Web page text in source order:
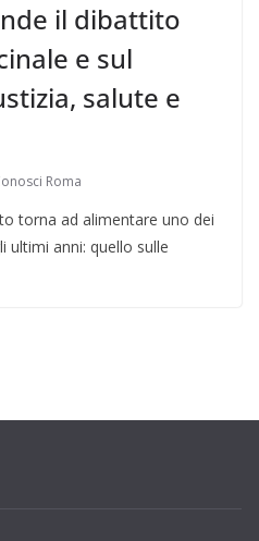
il dibattito
e sul
salute e
Roma
torna ad alimentare uno dei
ultimi anni: quello sulle